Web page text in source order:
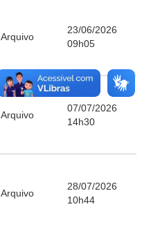
Arquivo
23/06/2026
09h05
Arquivo
07/07/2026
14h30
Arquivo
28/07/2026
10h44